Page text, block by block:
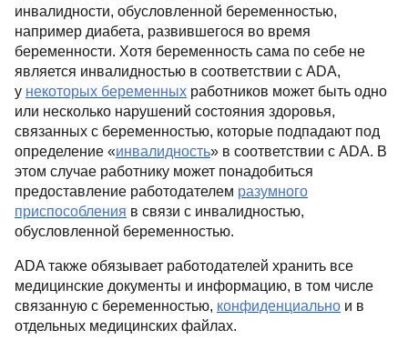
инвалидности, обусловленной беременностью,
например диабета, развившегося во время
беременности. Хотя беременность сама по себе не
является инвалидностью в соответствии с ADA,
у некоторых беременных работников может быть одно
или несколько нарушений состояния здоровья,
связанных с беременностью, которые подпадают под
определение «инвалидность» в соответствии с ADA. В
этом случае работнику может понадобиться
предоставление работодателем разумного
приспособления в связи с инвалидностью,
обусловленной беременностью.
ADA также обязывает работодателей хранить все
медицинские документы и информацию, в том числе
связанную с беременностью, конфиденциально и в
отдельных медицинских файлах.